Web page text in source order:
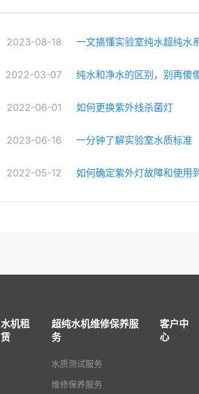
2023-08-18 一文搞懂实验室纯水超纯水
2022-03-07 纯水和净水的区别，别再傻
2022-06-01 如何更换紫外线杀菌灯
2023-06-16 一分钟了解实验室水质标准
2022-05-12 如何确定紫外灯故障和使用
水机租
赁
超纯水机维修保养服
务
水质测试服务
维修保养服务
客户中
心